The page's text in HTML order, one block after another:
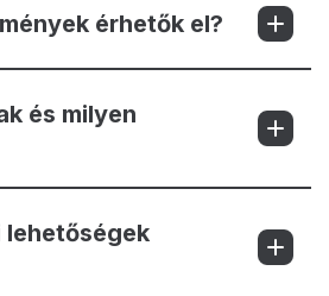
érhetők el?
és milyen